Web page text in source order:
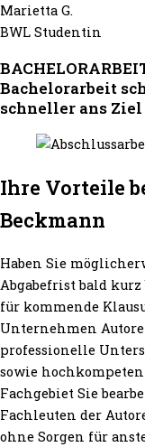
Marietta G.
BWL Studentin
Bachelorarbeit
schneller ans Ziel
Ihre Vorteile
Beckmann
Haben Sie
Abgabefrist bald
für kommende
Unternehmen
professionelle
sowie
Fachgebiet Sie
Fachleuten der
ohne Sorgen für